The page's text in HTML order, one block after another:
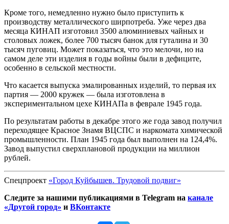
Кроме того, немедленно нужно было приступить к
производству металлического ширпотреба. Уже через два
месяца КИНАП изготовил 3500 алюминиевых чайных и
столовых ложек, более 700 тысяч банок для гуталина и 30
тысяч пуговиц. Может показаться, что это мелочи, но на
самом деле эти изделия в годы войны были в дефиците,
особенно в сельской местности.
Что касается выпуска эмалированных изделий, то первая их
партия — 2000 кружек — была изготовлена в
экспериментальном цехе КИНАПа в феврале 1945 года.
По результатам работы в декабре этого же года завод получил
переходящее Красное Знамя ВЦСПС и наркомата химической
промышленности. План 1945 года был выполнен на 124,4%.
Завод выпустил сверхплановой продукции на миллион
рублей.
Спецпроект «Город Куйбышев. Трудовой подвиг»
Следите за нашими публикациями в Telegram на канале
«Другой город» и ВКонтакте